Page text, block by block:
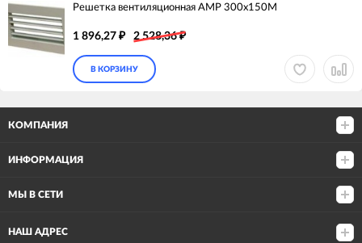
Решетка вентиляционная АМР 300х150М
1 896,27 ₽ 2 528,36₽
В КОРЗИНУ
КОМПАНИЯ
ИНФОРМАЦИЯ
МЫ В СЕТИ
НАШ АДРЕС